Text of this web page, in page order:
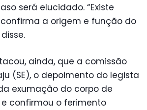
será elucidado. “Existe
a origem e função do
ainda, que a comissão
(SE), o depoimento do legista
exumação do corpo de
e confirmou o ferimento